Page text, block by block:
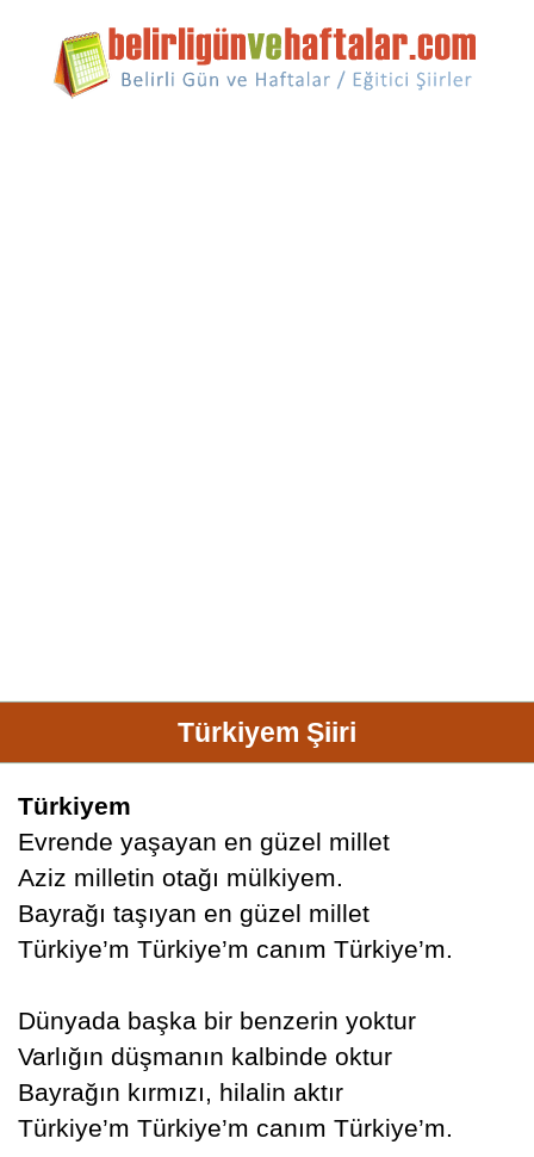
Türkiyem Şiiri
Türkiyem
Evrende yaşayan en güzel millet
Aziz milletin otağı mülkiyem.
Bayrağı taşıyan en güzel millet
Türkiye’m Türkiye’m canım Türkiye’m.
Dünyada başka bir benzerin yoktur
Varlığın düşmanın kalbinde oktur
Bayrağın kırmızı, hilalin aktır
Türkiye’m Türkiye’m canım Türkiye’m.